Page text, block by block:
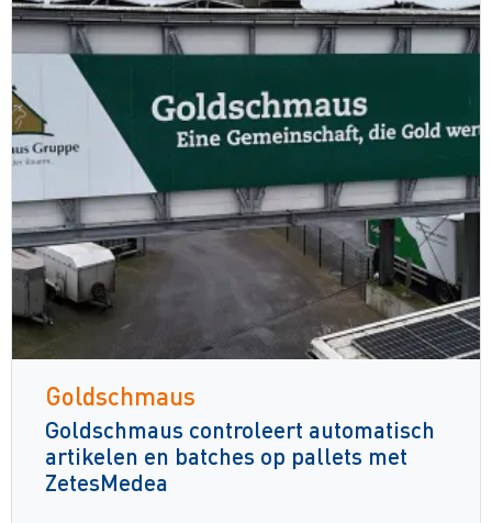
Goldschmaus
Goldschmaus controleert automatisch
artikelen en batches op pallets met
ZetesMedea